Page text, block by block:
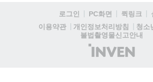
로그인 PC화면 퀵링크
이용약관
개인정보처리방침
청소
불법촬영물신고안내
(주)
인